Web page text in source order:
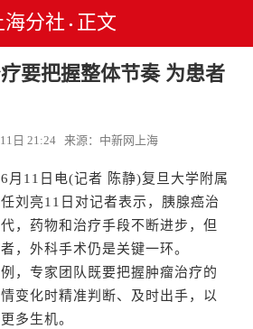
海分社 • 正文
要把握整体节奏 为患者
日 21:24 来源：中新网上海
11日电(记者 陈静)复旦大学附属
刘亮11日对记者表示，胰腺癌治
，药物和治疗手段不断进步，但
，外科手术仍是关键一环。
专家团队既要把握肿瘤治疗的
变化时精准判断、及时出手，以
多生机。